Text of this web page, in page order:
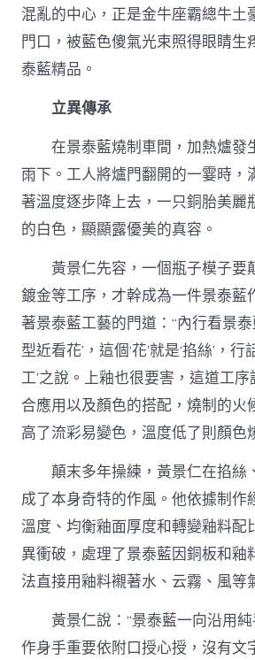
混亂的中心，正是金牛座霸總牛土
門口，被藍色傻氣光束照得眼睛生
泰藍精品。
立異傳承
在景泰藍燒制車間，加熱爐發
雨下。工人將爐門翻開的一霎時，
著溫度逐步降上去，一只銅胎美麗
的白色，顯顯露優美的真容。
黃景仁先容，一個瓶子模子要
鍍金等工序，才幹成為一件景泰藍
著景泰藍工藝的門道：“內行看景
型近看花’，這個‘花’就是‘掐絲’，
工’之說。上釉也很要害，這道工
合應用以及顏色的搭配，燒制的火
高了流彩易變色，溫度低了則顏色
顛末多年操練，黃景仁在掐絲
成了本身奇特的作風。他依據制作
溫度、均衡釉面厚度和轉變釉料配
異衝破，處理了景泰藍因銅板和釉
法直接用釉料襯著水、云霧、風等
黃景仁說：“景泰藍一向沿用
作身手重要依附口授心授，沒有文